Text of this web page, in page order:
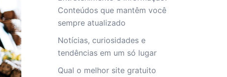
Conteúdos que mantêm você
sempre atualizado
Notícias, curiosidades e
tendências em um só lugar
Qual o melhor site gratuito